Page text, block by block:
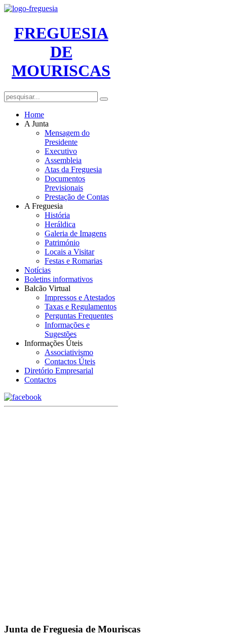
FREGUESIA
DE
MOURISCAS
Home
A Junta
Mensagem do
Presidente
Executivo
Assembleia
Atas da Freguesia
Documentos
Previsionais
Prestação de Contas
A Freguesia
História
Heráldica
Galeria de Imagens
Património
Locais a Visitar
Festas e Romarias
Notícias
Boletins informativos
Balcão Virtual
Impressos e Atestados
Taxas e Regulamentos
Perguntas Frequentes
Informações e
Sugestões
Informações Úteis
Associativismo
Contactos Úteis
Diretório Empresarial
Contactos
Junta de Freguesia de Mouriscas